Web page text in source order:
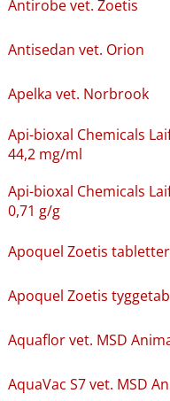
Antirobe vet. Zoetis
Antisedan vet. Orion
Apelka vet. Norbrook
Api-bioxal Chemicals
44,2 mg/ml
Api-bioxal Chemicals
0,71 g/g
Apoquel Zoetis tabletter
Apoquel Zoetis
Aquaflor vet. MSD
AquaVac S7 vet. MSD